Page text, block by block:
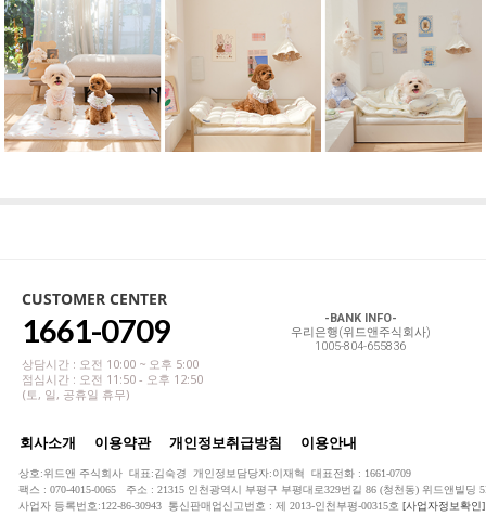
CUSTOMER CENTER
1661-0709
상담시간 : 오전 10:00 ~ 오후 5:00
점심시간 : 오전 11:50 - 오후 12:50
(토, 일, 공휴일 휴무)
-BANK INFO-
우리은행(위드앤주식회사)
1005-804-655836
회사소개 이용약관 개인정보취급방침 이용안내
상호:위드앤 주식회사 대표:김숙경 개인정보담당자:이재혁 대표전화 : 1661-0709
팩스 : 070-4015-0065 주소 : 21315 인천광역시 부평구 부평대로329번길 86 (청천동) 위드앤빌딩
사업자 등록번호:122-86-30943 통신판매업신고번호 : 제 2013-인천부평-00315호 [사업자정보확인]